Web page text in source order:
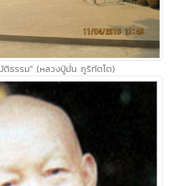
ติธรรม" (หลวงปู่มั่น ภูริทัตโต)